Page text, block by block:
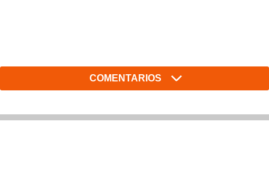
COMENTARIOS